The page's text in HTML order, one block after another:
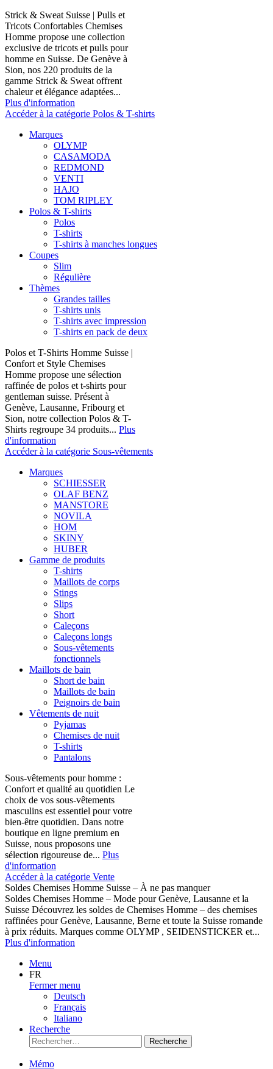
Strick & Sweat Suisse | Pulls et
Tricots Confortables Chemises
Homme propose une collection
exclusive de tricots et pulls pour
homme en Suisse. De Genève à
Sion, nos 220 produits de la
gamme Strick & Sweat offrent
chaleur et élégance adaptées...
Plus d'information
Accéder à la catégorie Polos & T-shirts
Marques
OLYMP
CASAMODA
REDMOND
VENTI
HAJO
TOM RIPLEY
Polos & T-shirts
Polos
T-shirts
T-shirts à manches longues
Coupes
Slim
Régulière
Thèmes
Grandes tailles
T-shirts unis
T-shirts avec impression
T-shirts en pack de deux
Polos et T-Shirts Homme Suisse |
Confort et Style Chemises
Homme propose une sélection
raffinée de polos et t-shirts pour
gentleman suisse. Présent à
Genève, Lausanne, Fribourg et
Sion, notre collection Polos & T-
Shirts regroupe 34 produits... Plus
d'information
Accéder à la catégorie Sous-vêtements
Marques
SCHIESSER
OLAF BENZ
MANSTORE
NOVILA
HOM
SKINY
HUBER
Gamme de produits
T-shirts
Maillots de corps
Stings
Slips
Short
Caleçons
Caleçons longs
Sous-vêtements
fonctionnels
Maillots de bain
Short de bain
Maillots de bain
Peignoirs de bain
Vêtements de nuit
Pyjamas
Chemises de nuit
T-shirts
Pantalons
Sous-vêtements pour homme :
Confort et qualité au quotidien Le
choix de vos sous-vêtements
masculins est essentiel pour votre
bien-être quotidien. Dans notre
boutique en ligne premium en
Suisse, nous proposons une
sélection rigoureuse de... Plus
d'information
Accéder à la catégorie Vente
Soldes Chemises Homme Suisse – À ne pas manquer
Soldes Chemises Homme – Mode pour Genève, Lausanne et la
Suisse Découvrez les soldes de Chemises Homme – des chemises
raffinées pour Genève, Lausanne, Berne et toute la Suisse romande
à prix réduits. Marques comme OLYMP , SEIDENSTICKER et...
Plus d'information
Menu
FR
Fermer menu
Deutsch
Français
Italiano
Recherche
Recherche
Mémo